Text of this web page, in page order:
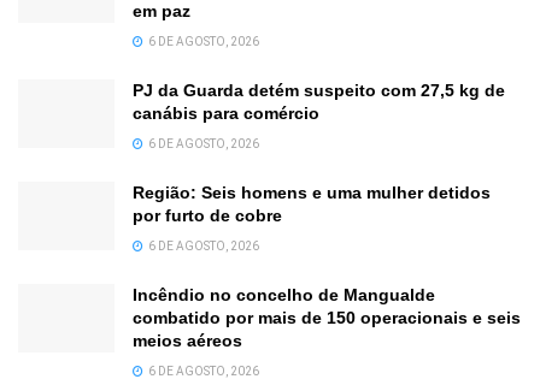
em paz
6 DE AGOSTO, 2026
PJ da Guarda detém suspeito com 27,5 kg de
canábis para comércio
6 DE AGOSTO, 2026
Região: Seis homens e uma mulher detidos
por furto de cobre
6 DE AGOSTO, 2026
Incêndio no concelho de Mangualde
combatido por mais de 150 operacionais e seis
meios aéreos
6 DE AGOSTO, 2026